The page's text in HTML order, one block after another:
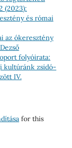
(2023):
és római
az ókeresztény
folyóirata:
kultúránk zsidó-
IV.
for this